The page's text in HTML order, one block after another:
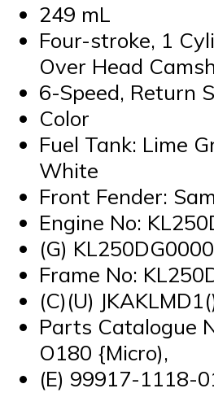
249 mL
Four-stroke, 1
Over Head
6-Speed, Return
Color
Fuel Tank: Lime
White
Front Fender:
Engine No:
(G)
Frame No:
(C)(U)
Parts Catalogue
O180 {Micro),
(E) 99917-1118-